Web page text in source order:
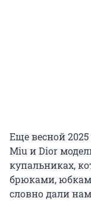
Еще весной
Miu и Dior
купальниках,
брюками,
словно дали